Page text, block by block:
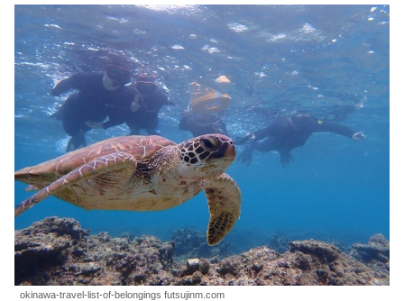
okinawa-travel-list-of-belongings futsujinm.com